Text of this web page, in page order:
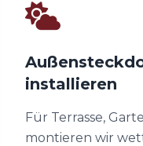
installieren
Für Terrasse,
montieren wir